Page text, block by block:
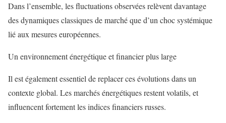
Dans l’ensemble, les fluctuations observées relèvent davantage
des dynamiques classiques de marché que d’un choc systémique
lié aux mesures européennes.
Un environnement énergétique et financier plus large
Il est également essentiel de replacer ces évolutions dans un
contexte global. Les marchés énergétiques restent volatils, et
influencent fortement les indices financiers russes.